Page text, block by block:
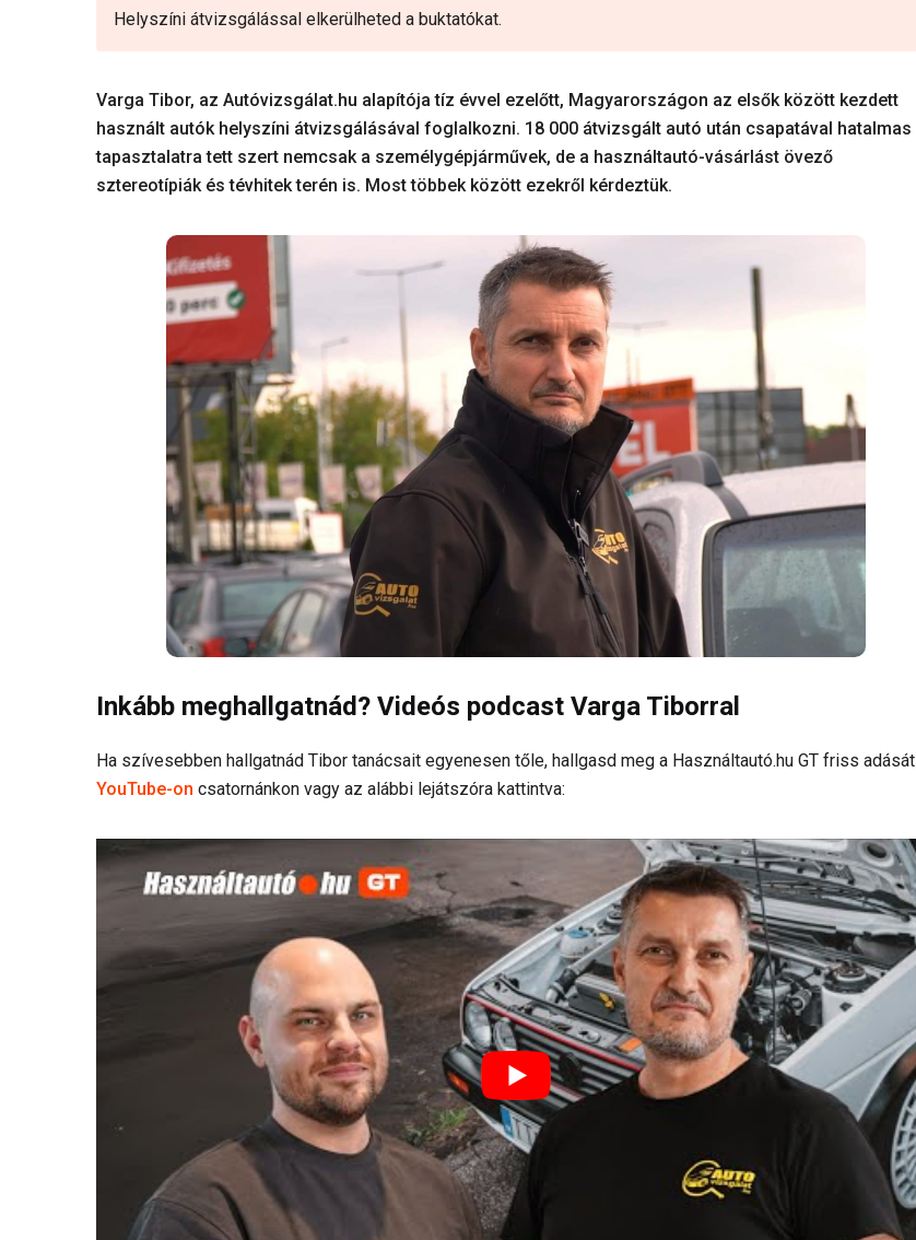
Helyszíni átvizsgálással elkerülheted a buktatókat.
Varga Tibor, az Autóvizsgálat.hu alapítója tíz évvel ezelőtt, Magyarországon az elsők között kezdett
használt autók helyszíni átvizsgálásával foglalkozni. 18 000 átvizsgált autó után csapatával hatalmas
tapasztalatra tett szert nemcsak a személygépjárművek, de a használtautó-vásárlást övező
sztereotípiák és tévhitek terén is. Most többek között ezekről kérdeztük.
Inkább meghallgatnád? Videós podcast Varga Tiborral
Ha szívesebben hallgatnád Tibor tanácsait egyenesen tőle, hallgasd meg a Használtautó.hu GT friss adását
YouTube-on csatornánkon vagy az alábbi lejátszóra kattintva: